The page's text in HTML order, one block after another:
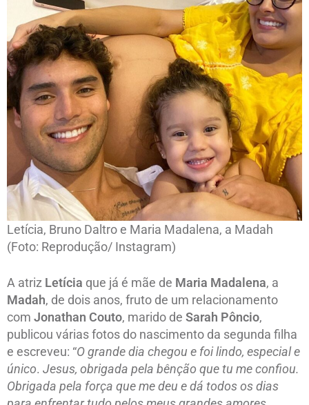
Letícia, Bruno Daltro e Maria Madalena, a Madah
(Foto: Reprodução/ Instagram)
A atriz Letícia que já é mãe de Maria Madalena, a
Madah, de dois anos, fruto de um relacionamento
com Jonathan Couto, marido de Sarah Pôncio,
publicou várias fotos do nascimento da segunda filha
e escreveu: “O grande dia chegou e foi lindo, especial e
único. Jesus, obrigada pela bênção que tu me confiou.
Obrigada pela força que me deu e dá todos os dias